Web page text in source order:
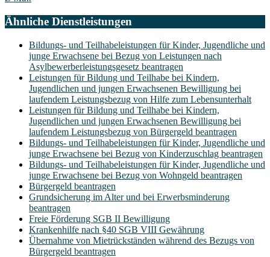
Ähnliche Dienstleistungen
Bildungs- und Teilhabeleistungen für Kinder, Jugendliche und
junge Erwachsene bei Bezug von Leistungen nach
Asylbewerberleistungsgesetz beantragen
Leistungen für Bildung und Teilhabe bei Kindern,
Jugendlichen und jungen Erwachsenen Bewilligung bei
laufendem Leistungsbezug von Hilfe zum Lebensunterhalt
Leistungen für Bildung und Teilhabe bei Kindern,
Jugendlichen und jungen Erwachsenen Bewilligung bei
laufendem Leistungsbezug von Bürgergeld beantragen
Bildungs- und Teilhabeleistungen für Kinder, Jugendliche und
junge Erwachsene bei Bezug von Kinderzuschlag beantragen
Bildungs- und Teilhabeleistungen für Kinder, Jugendliche und
junge Erwachsene bei Bezug von Wohngeld beantragen
Bürgergeld beantragen
Grundsicherung im Alter und bei Erwerbsminderung
beantragen
Freie Förderung SGB II Bewilligung
Krankenhilfe nach §40 SGB VIII Gewährung
Übernahme von Mietrückständen während des Bezugs von
Bürgergeld beantragen